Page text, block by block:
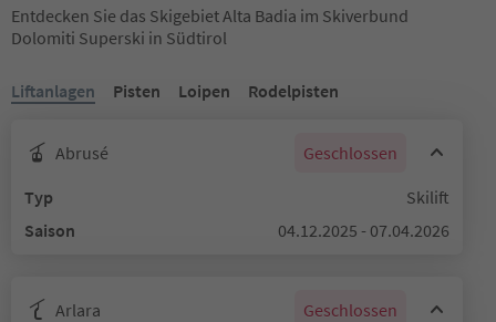
Entdecken Sie das Skigebiet Alta Badia im Skiverbund
Dolomiti Superski in Südtirol
Liftanlagen Pisten Loipen Rodelpisten
Abrusé
Geschlossen
Typ
Skilift
Saison
04.12.2025 - 07.04.2026
Arlara
Geschlossen